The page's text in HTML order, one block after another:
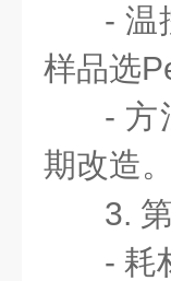
- 温
样品选
- 方
期改造。
3.
- 耗